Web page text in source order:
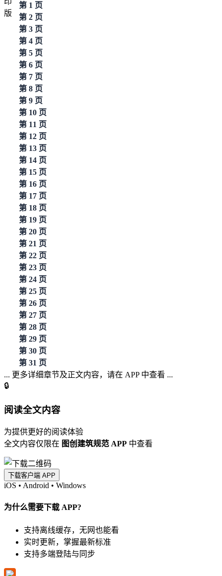
第 1 页
第 2 页
第 3 页
第 4 页
第 5 页
第 6 页
第 7 页
第 8 页
第 9 页
第 10 页
第 11 页
第 12 页
第 13 页
第 14 页
第 15 页
第 16 页
第 17 页
第 18 页
第 19 页
第 20 页
第 21 页
第 22 页
第 23 页
第 24 页
第 25 页
第 26 页
第 27 页
第 28 页
第 29 页
第 30 页
第 31 页
... 更多详细章节及正文内容，请在 APP 中查看 ...
🔒
阅读全文内容
为提供更好的阅读体验
全文内容仅限在 图创建筑规范 APP 中查看
下载客户端 APP
iOS • Android • Windows
为什么需要下载 APP?
支持离线缓存，无网也能看
实时更新，掌握最新标准
支持多端登陆与同步